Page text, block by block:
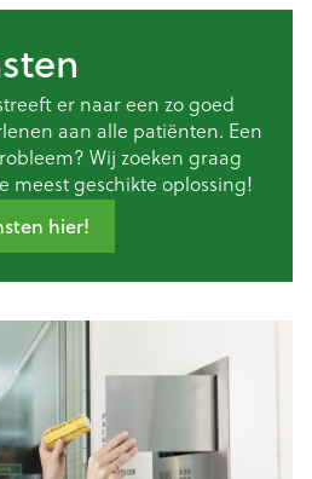
er naar een zo goed
aan alle patiënten. Een
Wij zoeken graag
meest geschikte oplossing!
hier!